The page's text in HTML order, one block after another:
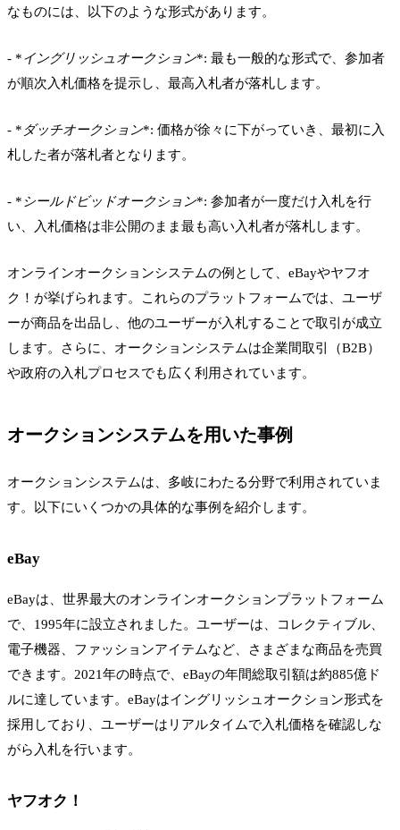
なものには、以下のような形式があります。
- *イングリッシュオークション*: 最も一般的な形式で、参加者
が順次入札価格を提示し、最高入札者が落札します。
- * ダッチオークション*: 価格が徐々に下がっていき、最初に入
札した者が落札者となります。
- * シールドビッドオークション*: 参加者が一度だけ入札を行
い、入札価格は非公開のまま最も高い入札者が落札します。
オンラインオークションシステムの例として、eBayやヤフオ
ク！が挙げられます。これらのプラットフォームでは、ユーザ
ーが商品を出品し、他のユーザーが入札することで取引が成立
します。さらに、オークションシステムは企業間取引（B2B）
や政府の入札プロセスでも広く利用されています。
オークションシステムを用いた事例
オークションシステムは、多岐にわたる分野で利用されていま
す。以下にいくつかの具体的な事例を紹介します。
eBay
eBayは、世界最大のオンラインオークションプラットフォーム
で、1995年に設立されました。ユーザーは、コレクティブル、
電子機器、ファッションアイテムなど、さまざまな商品を売買
できます。2021年の時点で、eBayの年間総取引額は約885億ド
ルに達しています。eBayはイングリッシュオークション形式を
採用しており、ユーザーはリアルタイムで入札価格を確認しな
がら入札を行います。
ヤフオク！